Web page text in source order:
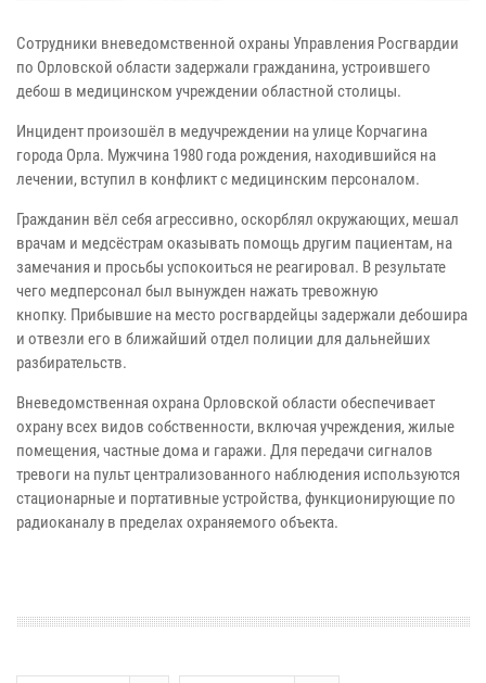
Сотрудники вневедомственной охраны Управления Росгвардии
по Орловской области задержали гражданина, устроившего
дебош в медицинском учреждении областной столицы.
Инцидент произошёл в медучреждении на улице Корчагина
города Орла. Мужчина 1980 года рождения, находившийся на
лечении, вступил в конфликт с медицинским персоналом.
Гражданин вёл себя агрессивно, оскорблял окружающих, мешал
врачам и медсёстрам оказывать помощь другим пациентам, на
замечания и просьбы успокоиться не реагировал. В результате
чего медперсонал был вынужден нажать тревожную
кнопку. Прибывшие на место росгвардейцы задержали дебошира
и отвезли его в ближайший отдел полиции для дальнейших
разбирательств.
Вневедомственная охрана Орловской области обеспечивает
охрану всех видов собственности, включая учреждения, жилые
помещения, частные дома и гаражи. Для передачи сигналов
тревоги на пульт централизованного наблюдения используются
стационарные и портативные устройства, функционирующие по
радиоканалу в пределах охраняемого объекта.